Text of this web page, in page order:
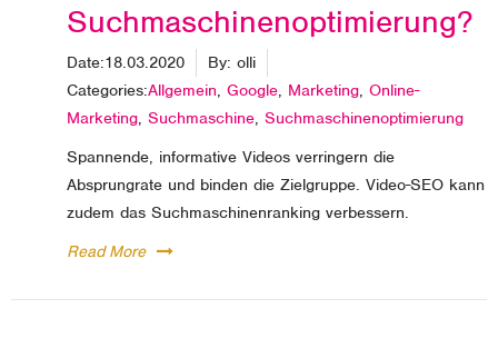
Suchmaschinenoptimierung?
Date:18.03.2020 By: olli
Categories:Allgemein, Google, Marketing, Online-
Marketing, Suchmaschine, Suchmaschinenoptimierung
Spannende, informative Videos verringern die
Absprungrate und binden die Zielgruppe. Video-SEO kann
zudem das Suchmaschinenranking verbessern.
Read More